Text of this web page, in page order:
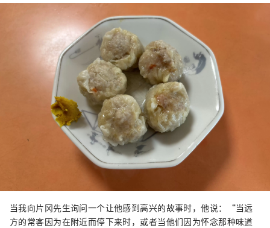
当我向片冈先生询问一个让他感到高兴的故事时，他说：“当远
方的常客因为在附近而停下来时，或者当他们因为怀念那种味道